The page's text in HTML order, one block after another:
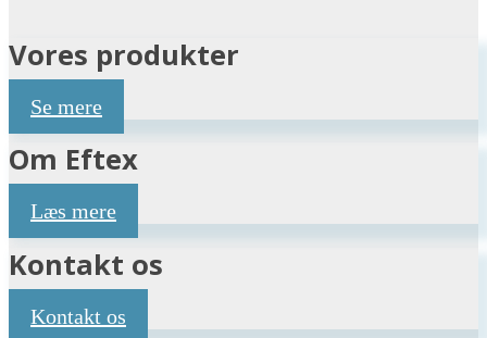
Vores produkter
Se mere
Om Eftex
Læs mere
Kontakt os
Kontakt os